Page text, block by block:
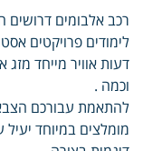
רכב אלבומים דרושים
לימודים פרויקטים
דעות אוויר מייחד
וכמה .
להתאמת עבורכם
מומלצים במיוחד יעיל